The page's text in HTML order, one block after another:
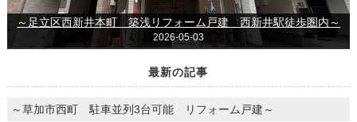
～足立区西新井本町 築浅リフォーム戸建 西新井駅徒歩圏内～
2026-05-03
最新の記事
～草加市西町 駐車並列3台可能 リフォーム戸建～